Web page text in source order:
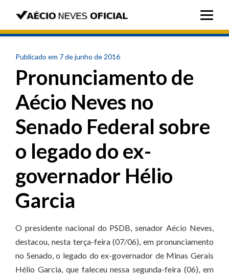
Publicado em 7 de junho de 2016
Pronunciamento de
Aécio Neves no
Senado Federal sobre
o legado do ex-
governador Hélio
Garcia
O presidente nacional do PSDB, senador Aécio Neves,
destacou, nesta terça-feira (07/06), em pronunciamento
no Senado, o legado do ex-governador de Minas Gerais
Hélio Garcia, que faleceu nessa segunda-feira (06), em